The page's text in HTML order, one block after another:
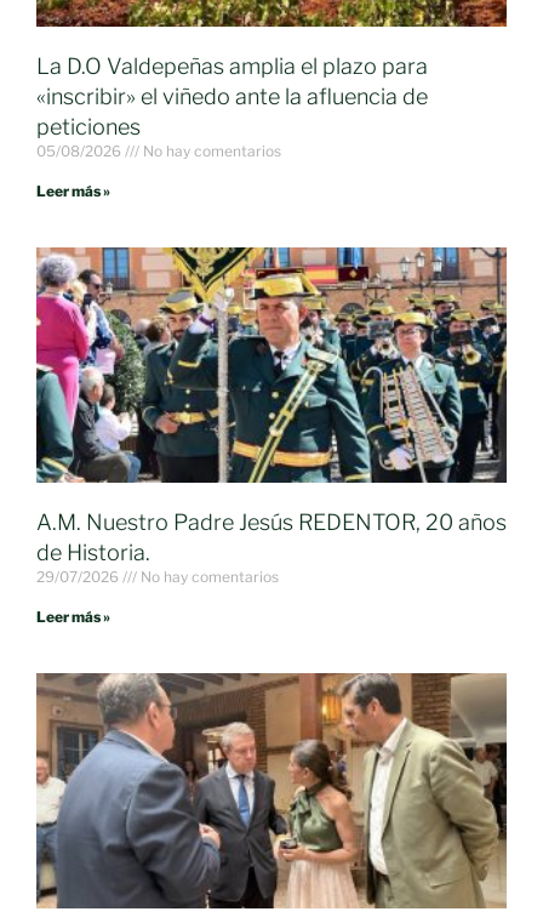
La D.O Valdepeñas amplia el plazo para
«inscribir» el viñedo ante la afluencia de
peticiones
05/08/2026 No hay comentarios
Leer más »
A.M. Nuestro Padre Jesús REDENTOR, 20 años
de Historia.
29/07/2026 No hay comentarios
Leer más »